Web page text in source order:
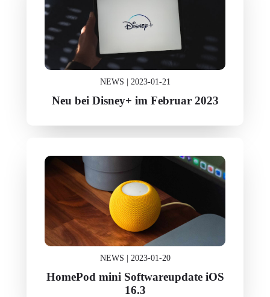
NEWS | 2023-01-21
Neu bei Disney+ im Februar 2023
NEWS | 2023-01-20
HomePod mini Softwareupdate iOS
16.3